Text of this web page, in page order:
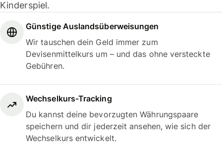
Kinderspiel.
Günstige Auslandsüberweisungen
Wir tauschen dein Geld immer zum
Devisenmittelkurs um – und das ohne versteckte
Gebühren.
Wechselkurs-Tracking
Du kannst deine bevorzugten Währungspaare
speichern und dir jederzeit ansehen, wie sich der
Wechselkurs entwickelt.